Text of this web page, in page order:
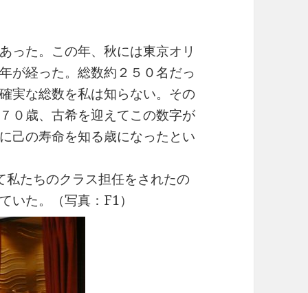
った。この年、秋には東京オリ
が経った。総数約２５０名だっ
実な総数を私は知らない。その
０歳、古希を迎えてこの数字が
己の寿命を知る歳になったとい
私たちのクラス担任をされたの
いた。（写真：F1）